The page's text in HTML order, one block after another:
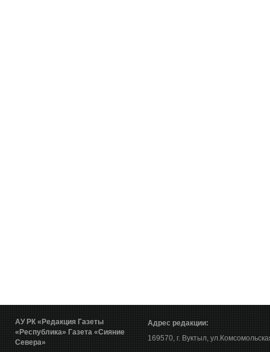
АУ РК «Редакция Газеты
«Республика» Газета «Сияние
Севера»
Адрес редакции:
169570, г. Вуктыл,